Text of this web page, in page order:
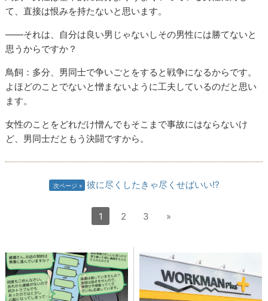
て、直接は恨みを持たないと思います。
——それは、自分は良い男じゃないしその男性には勝てないと
思うからですか？
鳥飼：多分、男同士で争いごとをすると戦争になるからです。
よほどのことでないと憎まないように工夫しているのだと思い
ます。
女性のことをどれだけ憎んでもそこまで事故にはならないけ
ど、男同士だともう決闘ですから。
次ページ 彼に尽くしたきゃ尽くせばいい!?
1 2 3 »